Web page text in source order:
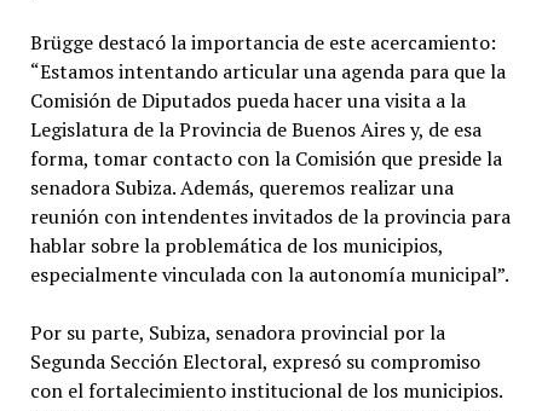
Brügge destacó la importancia de este acercamiento:
“Estamos intentando articular una agenda para que la
Comisión de Diputados pueda hacer una visita a la
Legislatura de la Provincia de Buenos Aires y, de esa
forma, tomar contacto con la Comisión que preside la
senadora Subiza. Además, queremos realizar una
reunión con intendentes invitados de la provincia para
hablar sobre la problemática de los municipios,
especialmente vinculada con la autonomía municipal”.
Por su parte, Subiza, senadora provincial por la
Segunda Sección Electoral, expresó su compromiso
con el fortalecimiento institucional de los municipios.